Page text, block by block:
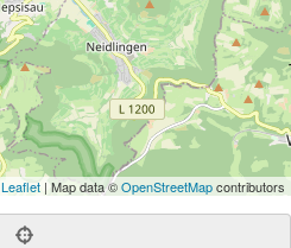
Leaflet | Map data ©OpenStreetMapcontributors